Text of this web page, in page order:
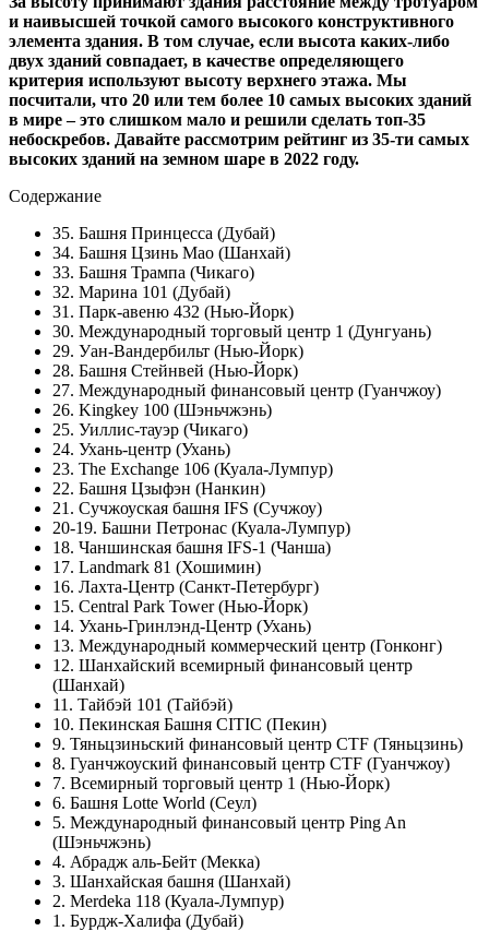
и наивысшей точкой самого высокого конструктивного
элемента здания. В том случае, если высота каких-либо
двух зданий совпадает, в качестве определяющего
критерия используют высоту верхнего этажа. Мы
посчитали, что 20 или тем более 10 самых высоких зданий
в мире – это слишком мало и решили сделать топ-35
небоскребов. Давайте рассмотрим рейтинг из 35-ти самых
высоких зданий на земном шаре в 2022 году.
Содержание
35. Башня Принцесса (Дубай)
34. Башня Цзинь Мао (Шанхай)
33. Башня Трампа (Чикаго)
32. Марина 101 (Дубай)
31. Парк-авеню 432 (Нью-Йорк)
30. Международный торговый центр 1 (Дунгуань)
29. Уан-Вандербильт (Нью-Йорк)
28. Башня Стейнвей (Нью-Йорк)
27. Международный финансовый центр (Гуанчжоу)
26. Kingkey 100 (Шэньчжэнь)
25. Уиллис-тауэр (Чикаго)
24. Ухань-центр (Ухань)
23. The Exchange 106 (Куала-Лумпур)
22. Башня Цзыфэн (Нанкин)
21. Сучжоуская башня IFS (Сучжоу)
20-19. Башни Петронас (Куала-Лумпур)
18. Чаншинская башня IFS-1 (Чанша)
17. Landmark 81 (Хошимин)
16. Лахта-Центр (Санкт-Петербург)
15. Central Park Tower (Нью-Йорк)
14. Ухань-Гринлэнд-Центр (Ухань)
13. Международный коммерческий центр (Гонконг)
12. Шанхайский всемирный финансовый центр
(Шанхай)
11. Тайбэй 101 (Тайбэй)
10. Пекинская Башня CITIC (Пекин)
9. Тяньцзиньский финансовый центр CTF (Тяньцзинь)
8. Гуанчжоуский финансовый центр CTF (Гуанчжоу)
7. Всемирный торговый центр 1 (Нью-Йорк)
6. Башня Lotte World (Сеул)
5. Международный финансовый центр Ping An
(Шэньчжэнь)
4. Абрадж аль-Бейт (Мекка)
3. Шанхайская башня (Шанхай)
2. Merdeka 118 (Куала-Лумпур)
1. Бурдж-Халифа (Дубай)